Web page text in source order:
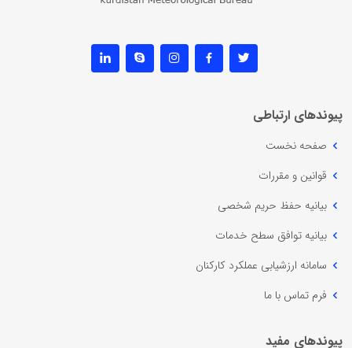
پیوندهای ارتباطی
صفحه نخست
قوانین و مقررات
بیانیه حفظ حریم شخصی
بیانیه توافق سطح خدمات
سامانه ارزشیابی عملکرد کارکنان
فرم تماس با ما
پیوندهای مفید